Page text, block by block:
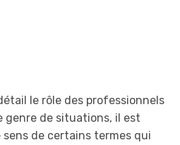
le rôle des professionnels
genre de situations, il est
de certains termes qui